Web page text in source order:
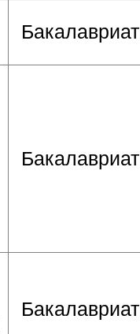
Бакалавриат
Бакалавриат
Бакалавриат